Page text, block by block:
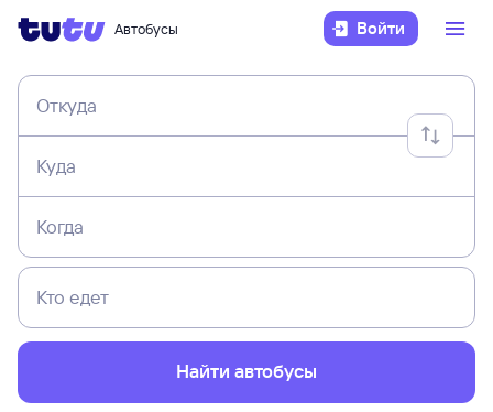
Автобусы Войти
Откуда
Куда
Когда
Кто едет
Найти автобусы